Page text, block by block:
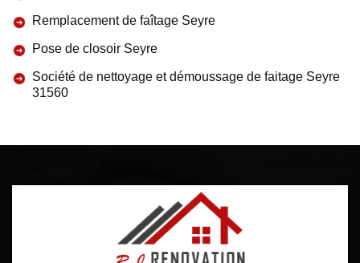
Remplacement de faîtage Seyre
Pose de closoir Seyre
Société de nettoyage et démoussage de faitage Seyre
31560